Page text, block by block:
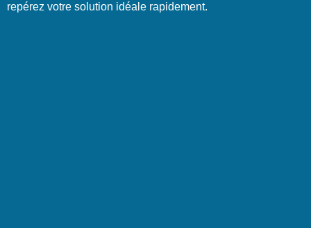
repérez votre solution idéale rapidement.